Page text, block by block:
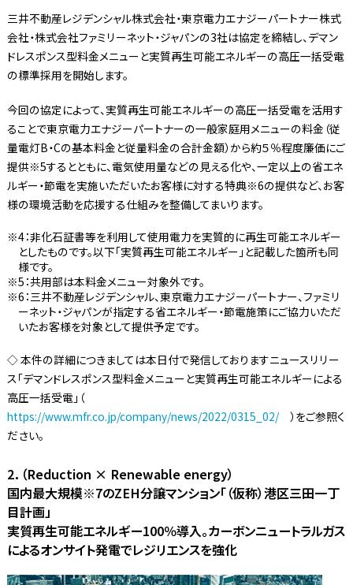
三井不動産レジデンシャル株式会社・東京電力エナジーパートナー株式
会社・株式会社ファミリーネット・ジャパンの3社は協定を締結し、デマン
ドレスポンス型料金メニューと実質再生可能エネルギーの高圧一括受電
の標準採用を開始します。
今回の協定によって、実質再生可能エネルギーの高圧一括受電を活用す
ることで東京電力エナジーパートナーの一般家庭用メニューの料金（従
量電灯B・Cの基本料金と従量料金の合計金額）から約５％程度廉価にご
提供※5するとともに、電気使用量などの見える化や、一定以上の省エネ
ルギー・節電を実施いただいたお客様に対する特典※6の提供など、お客
様の環境活動を応援する仕組みを整備してまいります。
4：非化石証書等を利用して使用電力を実質的に再生可能エネルギー
としたものです。以下「実質再生可能エネルギー」と記載した箇所も同
様です。
5：共用部は本料金メニュー対象外です。
6：三井不動産レジデンシャル、東京電力エナジーパートナー、ファミリ
ーネット・ジャパンが指定する省エネルギー・節電施策にご協力いただ
いたお客様を対象として提供予定です。
◇ 本件の詳細につきましては本日付で発信しておりますニュースリリー
ス「デマンドレスポンス型料金メニューと実質再生可能エネルギーによる
高圧一括受電」（
https://www.mfr.co.jp/company/news/2022/0315_02/）をご参照く
ださい。
2．（Reduction × Renewable energy）
国内最大規模※7のZEH分譲マンション「（仮称）港区三田一丁
目計画」
実質再生可能エネルギー100％導入。カーボンニュートラルガス
によるオンサイト発電でレジリエンスを強化